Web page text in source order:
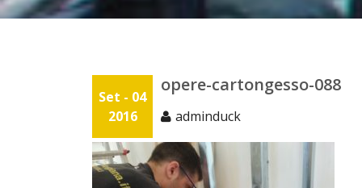
Set - 04
2016
opere-cartongesso-088
adminduck